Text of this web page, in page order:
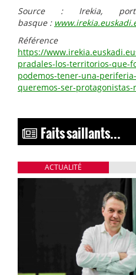
Source : Irekia,
basque :
https://
pradales-los-territorios-que-
podemos-tener-una-
queremos-ser-
Faits saillants...
ACTUALITÉ